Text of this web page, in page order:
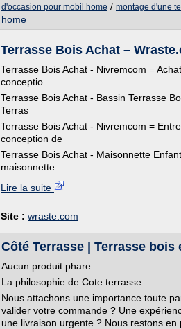
d'occasion pour mobil home / montage d'une
home
Terrasse Bois Achat –
Terrasse Bois Achat - Nivremcom =
conceptio
Terrasse Bois Achat - Bassin Terrasse
Terras
Terrasse Bois Achat - Nivremcom =
conception de
Terrasse Bois Achat - Maisonnette
maisonnette...
Lire la suite
Site : wraste.com
Côté Terrasse | Terrasse bois
Aucun produit phare
La philosophie de Cote terrasse
Nous attachons une importance toute
valider votre commande ? Une
une livraison urgente ? Nous restons